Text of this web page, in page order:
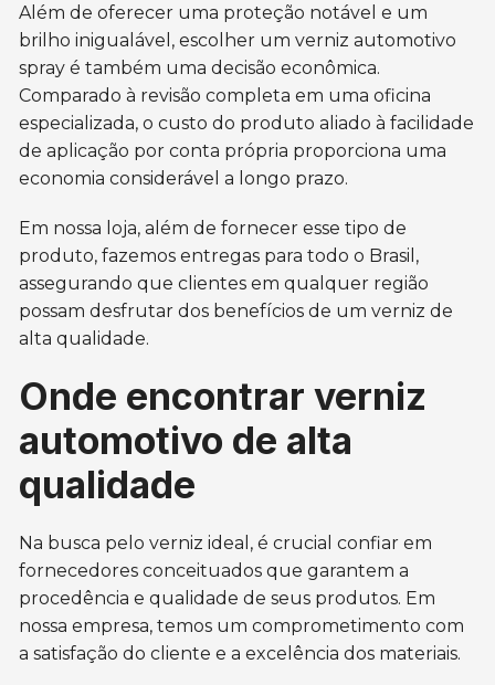
Além de oferecer uma proteção notável e um
brilho inigualável, escolher um verniz automotivo
spray é também uma decisão econômica.
Comparado à revisão completa em uma oficina
especializada, o custo do produto aliado à facilidade
de aplicação por conta própria proporciona uma
economia considerável a longo prazo.
Em nossa loja, além de fornecer esse tipo de
produto, fazemos entregas para todo o Brasil,
assegurando que clientes em qualquer região
possam desfrutar dos benefícios de um verniz de
alta qualidade.
Onde encontrar verniz
automotivo de alta
qualidade
Na busca pelo verniz ideal, é crucial confiar em
fornecedores conceituados que garantem a
procedência e qualidade de seus produtos. Em
nossa empresa, temos um comprometimento com
a satisfação do cliente e a excelência dos materiais.